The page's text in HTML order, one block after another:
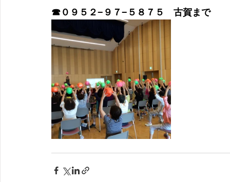
​☎０９５２−９７−５８７５　古賀まで